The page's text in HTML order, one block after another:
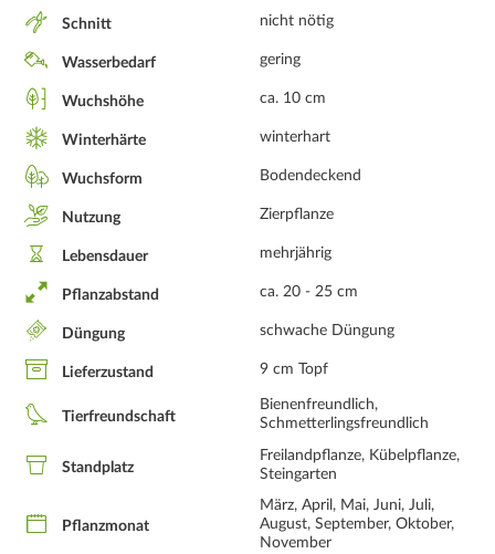
Schnitt nicht nötig
Wasserbedarf gering
Wuchshöhe ca. 10 cm
Winterhärte winterhart
Wuchsform Bodendeckend
Nutzung Zierpflanze
Lebensdauer mehrjährig
Pflanzabstand ca. 20 - 25 cm
Düngung schwache Düngung
Lieferzustand 9 cm Topf
Tierfreundschaft
Bienenfreundlich,
Schmetterlingsfreundlich
Standplatz
Freilandpflanze, Kübelpflanze,
Steingarten
Pflanzmonat
März, April, Mai, Juni, Juli,
August, September, Oktober,
November